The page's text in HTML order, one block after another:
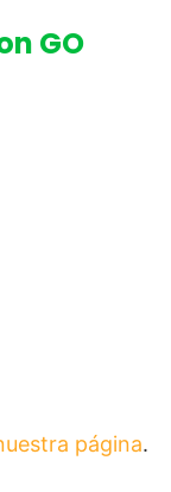
GO
página.